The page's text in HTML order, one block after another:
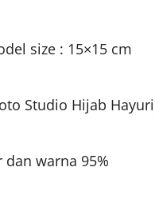
size : 15×15 cm
Studio Hijab
warna 95%